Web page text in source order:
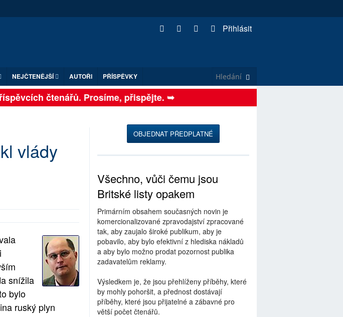
Přihlásit
NEJČTENĚJŠÍ AUTOŘI PŘÍSPĚVKY
čtenářů. Prosíme, přispějte. ➥
vlády
snížila
bylo
ruský plyn
OBJEDNAT PŘEDPLATNÉ
Všechno, vůči čemu jsou
Britské listy opakem
Primárním obsahem současných novin je
komercionalizované zpravodajství zpracované
tak, aby zaujalo široké publikum, aby je
pobavilo, aby bylo efektivní z hlediska nákladů
a aby bylo možno prodat pozornost publika
zadavatelům reklamy.
Výsledkem je, že jsou přehlíženy příběhy, které
by mohly pohoršit, a přednost dostávají
příběhy, které jsou přijatelné a zábavné pro
větší počet čtenářů.